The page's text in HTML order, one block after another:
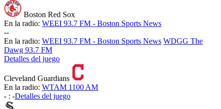
Boston Red Sox
En la radio: WEEI 93.7 FM - Boston Sports News
--
En la radio: WEEI 93.7 FM - Boston Sports News WDGG The
Dawg 93.7 FM
Detalles del juego
Cleveland Guardians
En la radio: WTAM 1100 AM
- : -Detalles del juego